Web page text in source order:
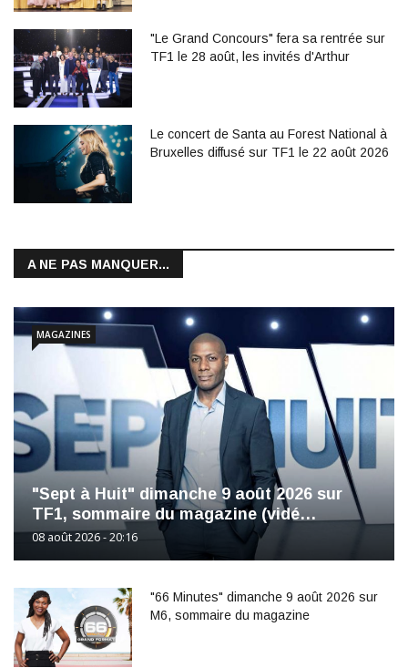
"Le Grand Concours" fera sa rentrée sur
TF1 le 28 août, les invités d'Arthur
Le concert de Santa au Forest National à
Bruxelles diffusé sur TF1 le 22 août 2026
A NE PAS MANQUER...
"Sept à Huit" dimanche 9 août 2026 sur
TF1, sommaire du magazine (vidé…
08 août 2026 - 20:16
MAGAZINES
"66 Minutes" dimanche 9 août 2026 sur
M6, sommaire du magazine